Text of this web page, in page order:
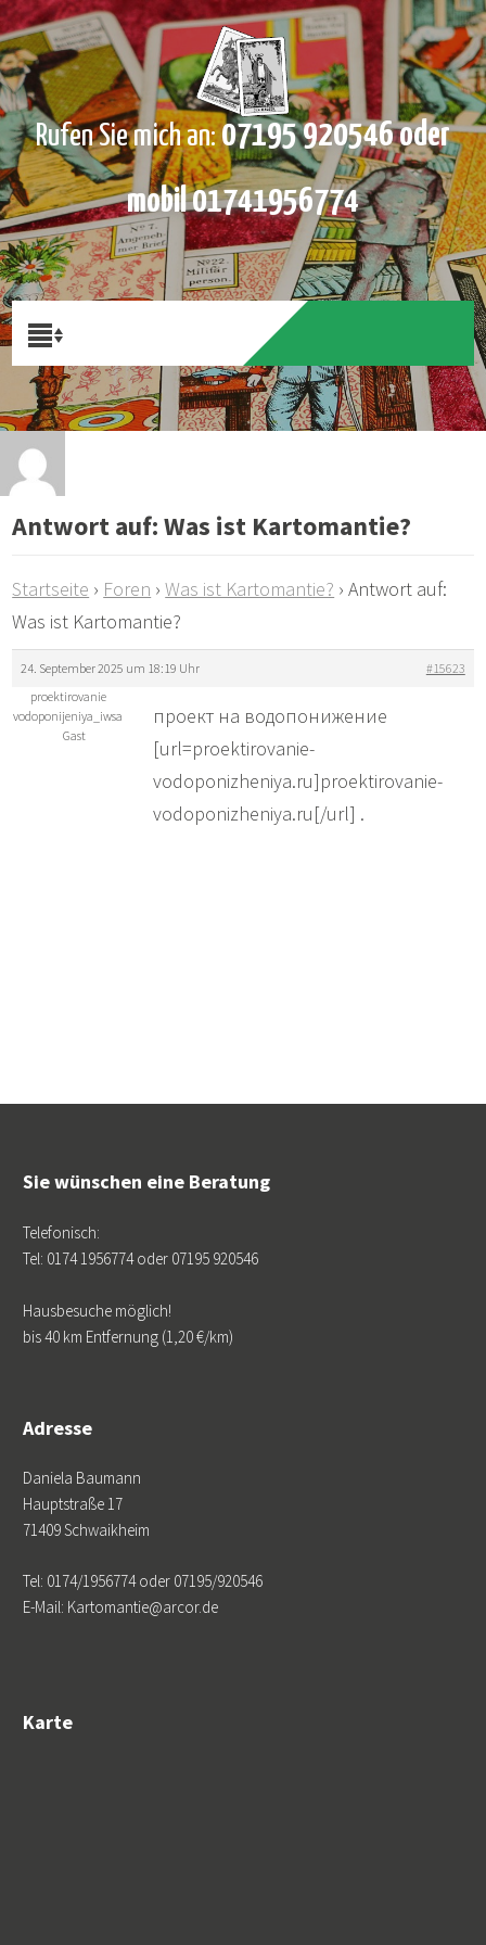
Rufen Sie mich an:07195 920546 oder
mobil 01741956774
Antwort auf: Was ist Kartomantie?
Startseite › Foren › Was ist Kartomantie? › Antwort auf:
Was ist Kartomantie?
24. September 2025 um 18:19 Uhr
#15623
proektirovanie
vodoponijeniya_iwsa
Gast
проект на водопонижение
[url=proektirovanie-
vodoponizheniya.ru]proektirovanie-
vodoponizheniya.ru[/url] .
Sie wünschen eine Beratung
Telefonisch:
Tel: 0174 1956774 oder 07195 920546
Hausbesuche möglich!
bis 40 km Entfernung (1,20 €/km)
Adresse
Daniela Baumann
Hauptstraße 17
71409 Schwaikheim
Tel: 0174/1956774 oder 07195/920546
E-Mail: Kartomantie@arcor.de
Karte